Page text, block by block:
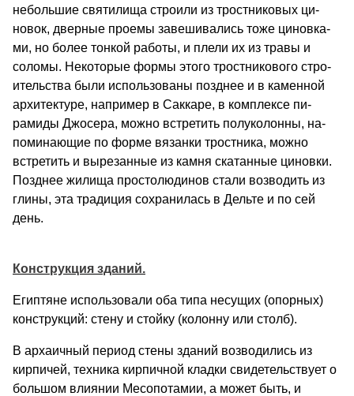
небольшие святилища строили из тростниковых ци­
новок, дверные проемы завешивались тоже циновка­
ми, но более тонкой работы, и плели их из травы и
соломы. Некоторые формы этого тростникового стро­
ительства были использованы позднее и в каменной
архитектуре, например в Саккаре, в комплексе пи­
рамиды Джосера, можно встретить полуколонны, на­
поминающие по форме вязанки тростника, можно
встретить и вырезанные из камня скатанные ци­новки.
Позднее жилища простолюдинов стали воз­водить из
глины, эта традиция сохранилась в Дель­те и по сей
день.
Конструкция зданий.
Египтяне использовали оба типа несущих (опор­ных)
конструкций: стену и стойку (колонну или столб).
В архаичный период стены зданий возводились из
кирпичей, техника кирпичной кладки свидетельст­вует о
большом влиянии Месопотамии, а может быть, и